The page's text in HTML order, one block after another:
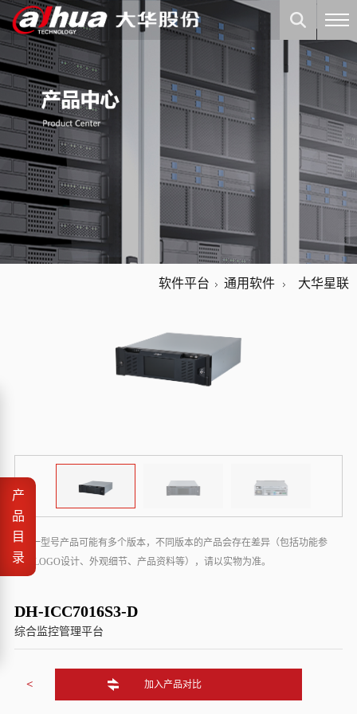
软件平台 通用软件 大华星联
<
* 同一型号产品可能有多个版本，不同版本的产品会存在差异（包括功能参
数、LOGO设计、外观细节、产品资料等），请以实物为准。
DH-ICC7016S3-D
综合监控管理平台
加入产品对比
产
品
目
录